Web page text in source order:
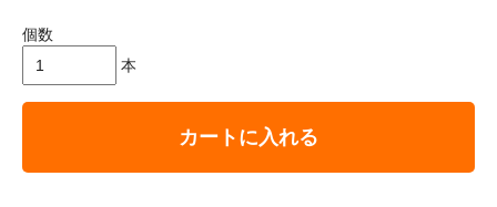
個数
本
カートに入れる